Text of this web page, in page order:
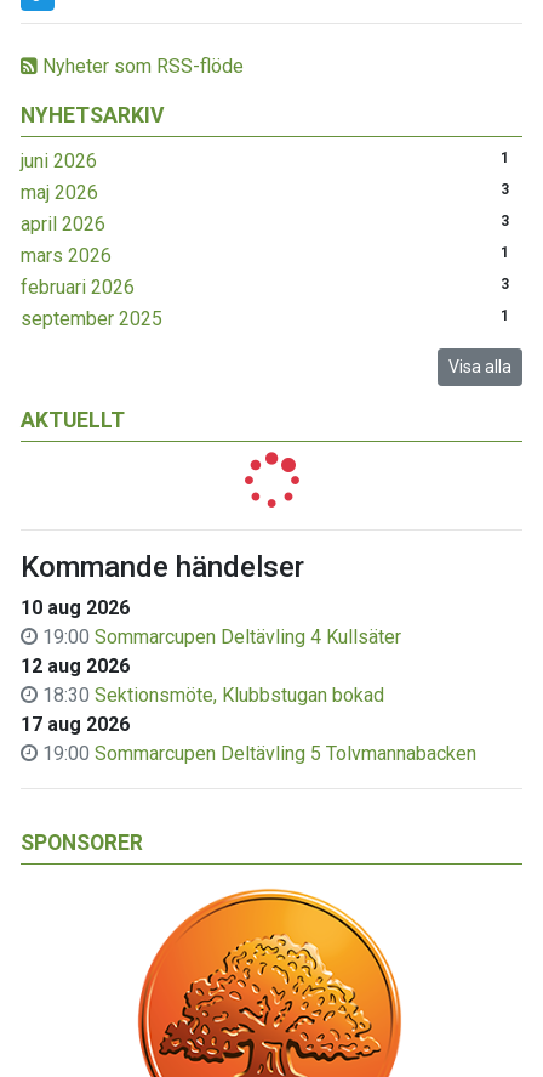
Nyheter som RSS-flöde
NYHETSARKIV
juni 2026 1
maj 2026 3
april 2026 3
mars 2026 1
februari 2026 3
september 2025 1
Visa alla
AKTUELLT
Kommande händelser
10 aug 2026
19:00 Sommarcupen Deltävling 4 Kullsäter
12 aug 2026
18:30 Sektionsmöte, Klubbstugan bokad
17 aug 2026
19:00 Sommarcupen Deltävling 5 Tolvmannabacken
SPONSORER